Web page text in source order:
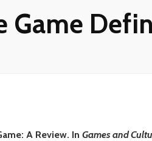
Game
A Review. InGames and